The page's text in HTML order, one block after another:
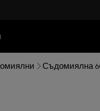
Съдомиялна